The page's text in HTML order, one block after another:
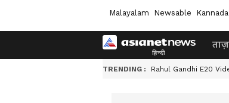
Malayalam Newsable Kannada
TRENDING : Rahul Gandhi E20